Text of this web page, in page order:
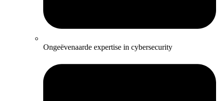
Ongeëvenaarde expertise in cybersecurity